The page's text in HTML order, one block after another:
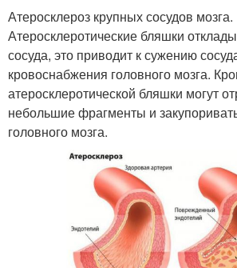
Атеросклероз крупных сосудов мозга.
Атеросклеротические бляшки
сосуда, это приводит к сужению
кровоснабжения головного мозга.
атеросклеротической бляшки могут
небольшие фрагменты и
головного мозга.